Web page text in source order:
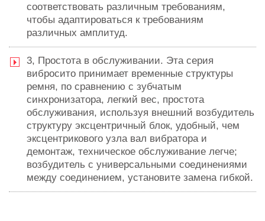
соответствовать различным требованиям,
чтобы адаптироваться к требованиям
различных амплитуд.
3, Простота в обслуживании. Эта серия
вибросито принимает временные структуры
ремня, по сравнению с зубчатым
синхронизатора, легкий вес, простота
обслуживания, используя внешний возбудитель
структуру эксцентричный блок, удобный, чем
эксцентрикового узла вал вибратора и
демонтаж, техническое обслуживание легче;
возбудитель с универсальными соединениями
между соединением, установите замена гибкой.